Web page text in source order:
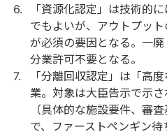
「資源化認定」は技術的
でもよいが、アウトプッ
が必須の要因となる。一
分業許可不要となる。
「分離回収認定」は「高
業。対象は大臣告示で示さ
（具体的な施設要件、審
で、ファーストペンギン待